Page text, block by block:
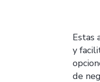
Estas
y
de